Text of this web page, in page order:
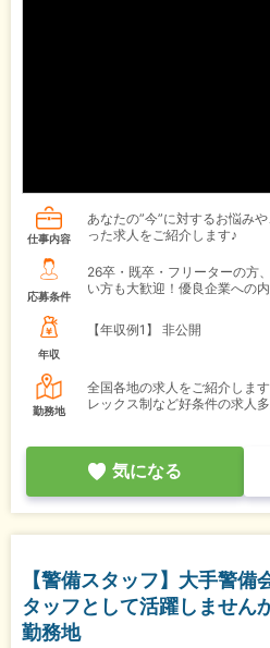
仕事内容
あなたの”今”に対するお悩み
った求人をご紹介します♪
応募条件
26卒・既卒・フリーターの方
い方も大歓迎！優良企業への
年収
【年収例1】 非公開
勤務地
全国各地の求人をご紹介しま
レックス制など好条件の求人多
気になる
【警備スタッフ】大手警備
タッフとして活躍しません
勤務地